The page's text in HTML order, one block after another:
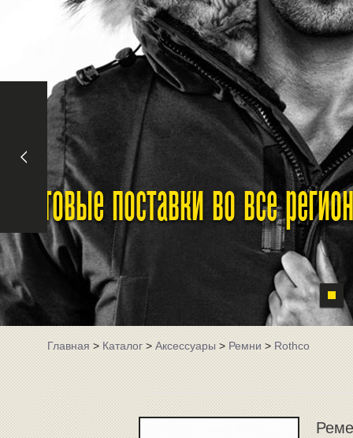
Оптовые поставки во все
Главная>Каталог>Аксессуары>Ремни>Rothco